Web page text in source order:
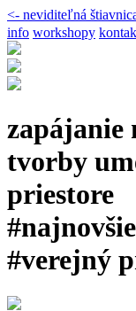
<- neviditeľná
info workshopy
zapájanie
tvorby
priestore
#verejný